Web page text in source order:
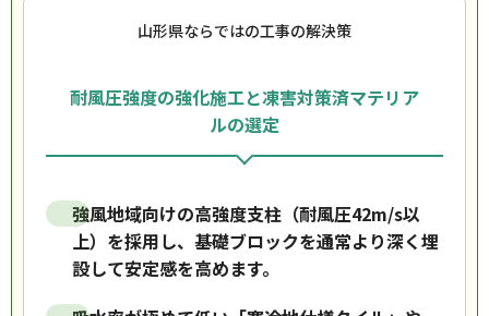
山形県ならではの工事の解決策
耐風圧強度の強化施工と凍害対策済マテリア
ルの選定
強風地域向けの高強度支柱（耐風圧42m/s以
上）を採用し、基礎ブロックを通常より深く埋
設して安定感を高めます。